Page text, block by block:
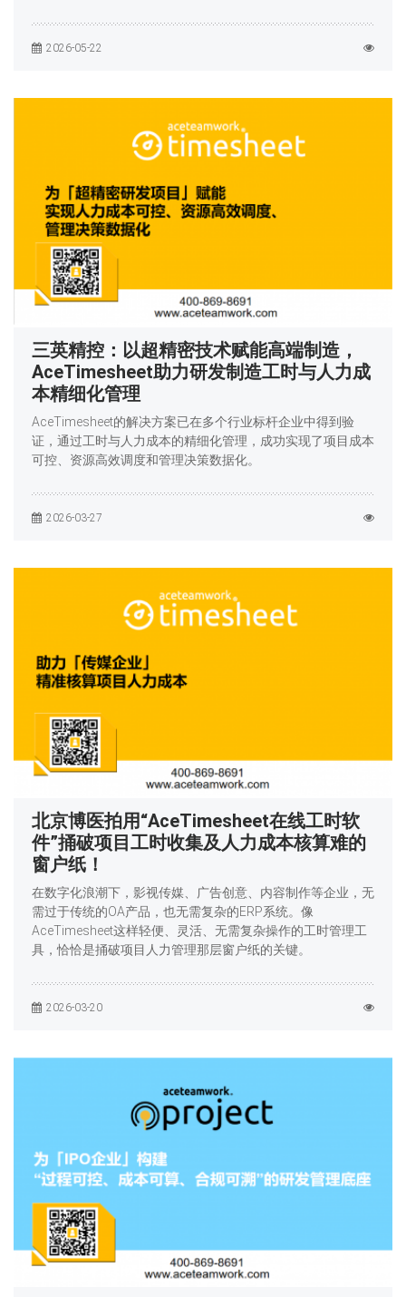
2026-05-22
三英精控：以超精密技术赋能高端制造，
AceTimesheet助力研发制造工时与人力成
本精细化管理
AceTimesheet的解决方案已在多个行业标杆企业中得到验
证，通过工时与人力成本的精细化管理，成功实现了项目成本
可控、资源高效调度和管理决策数据化。
2026-03-27
北京博医拍用“AceTimesheet在线工时软
件”捅破项目工时收集及人力成本核算难的
窗户纸！
在数字化浪潮下，影视传媒、广告创意、内容制作等企业，无
需过于传统的OA产品，也无需复杂的ERP系统。像
AceTimesheet这样轻便、灵活、无需复杂操作的工时管理工
具，恰恰是捅破项目人力管理那层窗户纸的关键。
2026-03-20